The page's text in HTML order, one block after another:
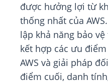
được hưởng lợi từ
thống nhất của
lập khả năng bảo
kết hợp các ưu
AWS và giải pháp
điểm cuối, danh